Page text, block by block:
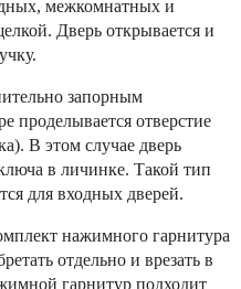
межкомнатных и
Дверь открывается и
запорным
проделывается отверстие
В этом случае дверь
в личинке. Такой тип
для входных дверей.
нажимного гарнитура
отдельно и врезать в
гарнитур подходит